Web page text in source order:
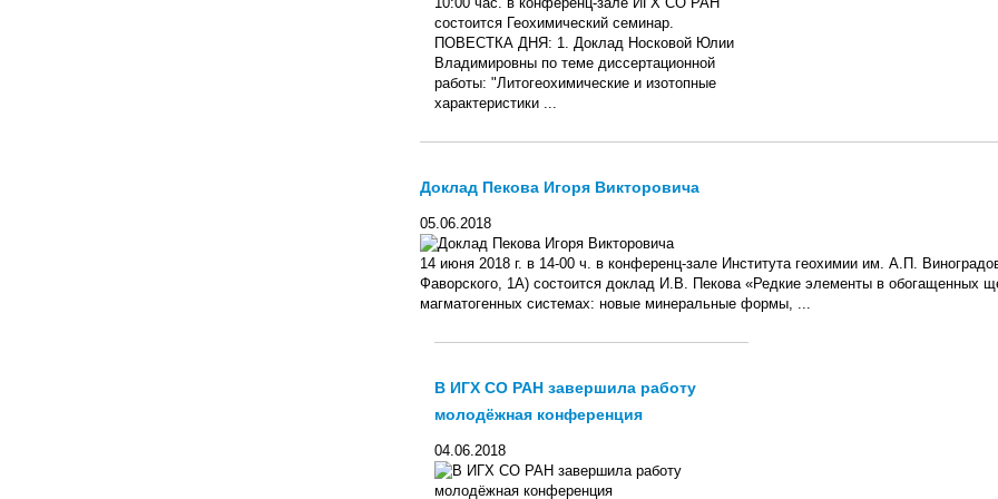
состоится Геохимический семинар.
ПОВЕСТКА ДНЯ: 1. Доклад Носковой Юлии
Владимировны по теме диссертационной
работы: "Литогеохимические и изотопные
характеристики ...
Доклад Пекова Игоря Викторовича
05.06.2018
14 июня 2018 г. в 14-00 ч. в конференц-зале Института геохимии им. А.П.
Фаворского, 1А) состоится доклад И.В. Пекова «Редкие элементы в обогащенных
магматогенных системах: новые минеральные формы, ...
В ИГХ СО РАН завершила работу
молодёжная конференция
04.06.2018